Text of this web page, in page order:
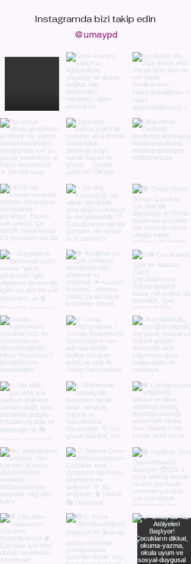
Instagramda bizitakip edin
@umaypd